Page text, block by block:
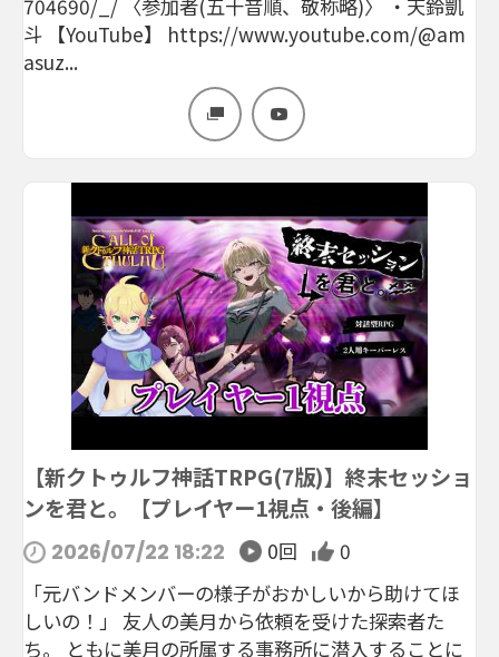
704690/_/ 〈参加者(五十音順、敬称略)〉 ・天鈴凱
斗 【YouTube】 https://www.youtube.com/@am
asuz...
【新クトゥルフ神話TRPG(7版)】終末セッショ
ンを君と。【プレイヤー1視点・後編】
2026/07/22 18:22 0回
0
「元バンドメンバーの様子がおかしいから助けてほ
しいの！」 友人の美月から依頼を受けた探索者た
ち。 ともに美月の所属する事務所に潜入することに